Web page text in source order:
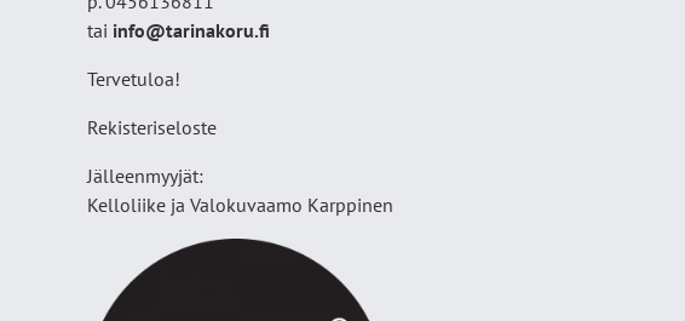
tai info@tarinakoru.fi
Tervetuloa!
Rekisteriseloste
Jälleenmyyjät:
Kelloliike ja Valokuvaamo Karppinen